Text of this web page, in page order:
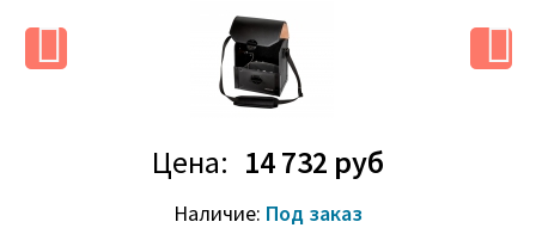
Цена: 14 732 руб
Наличие: Под заказ